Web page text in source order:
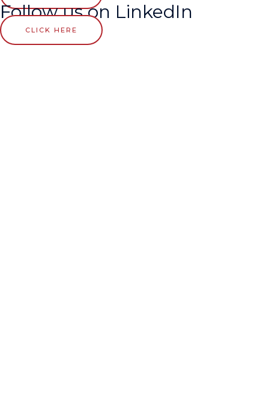
Follow us on LinkedIn
CLICK HERE